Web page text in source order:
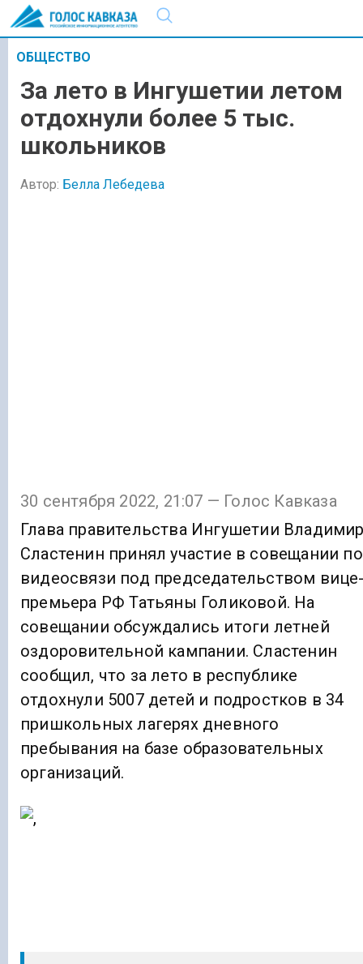
ОБЩЕСТВО
За лето в Ингушетии летом
отдохнули более 5 тыс.
школьников
Автор: Белла Лебедева
30 сентября 2022, 21:07 — Голос Кавказа
Глава правительства Ингушетии
Сластенин принял участие в совещании по
видеосвязи под председательством
премьера РФ Татьяны Голиковой. На
совещании обсуждались итоги летней
оздоровительной кампании. Сластенин
сообщил, что за лето в республике
отдохнули 5007 детей и подростков в 34
пришкольных лагерях дневного
пребывания на базе образовательных
организаций.